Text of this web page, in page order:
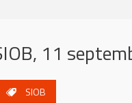
11
SIOB